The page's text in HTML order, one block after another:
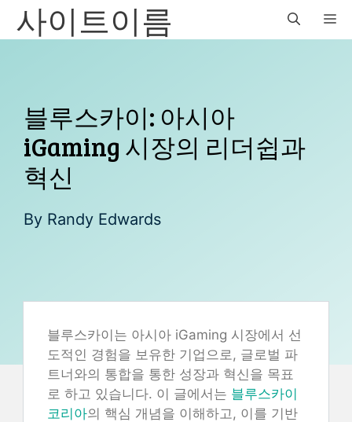
Skip사이트이름
블루스카이: 아시아
iGaming 시장의 리더쉽과
혁신
By Randy Edwards
블루스카이는 아시아 iGaming 시장에서 선
도적인 경험을 보유한 기업으로, 글로벌 파
트너와의 통합을 통한 성장과 혁신을 목표
로 하고 있습니다. 이 글에서는 블루스카이
코리아의 핵심 개념을 이해하고, 이를 기반